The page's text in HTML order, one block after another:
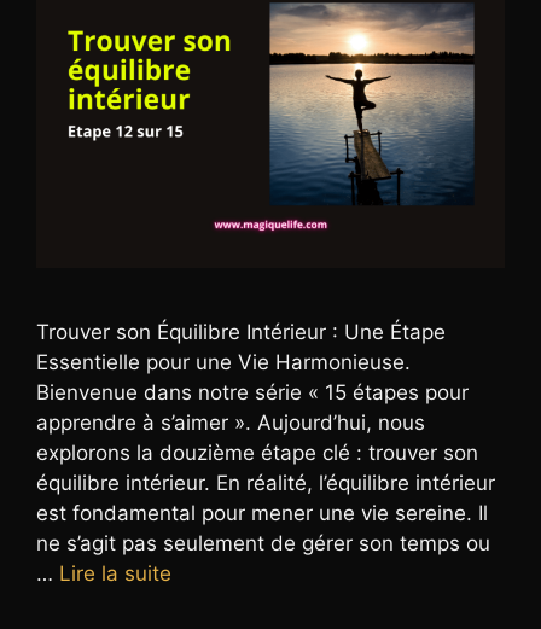
Trouver son Équilibre Intérieur : Une Étape
Essentielle pour une Vie Harmonieuse.
Bienvenue dans notre série « 15 étapes pour
apprendre à s’aimer ». Aujourd’hui, nous
explorons la douzième étape clé : trouver son
équilibre intérieur. En réalité, l’équilibre intérieur
est fondamental pour mener une vie sereine. Il
ne s’agit pas seulement de gérer son temps ou
… Lire la suite